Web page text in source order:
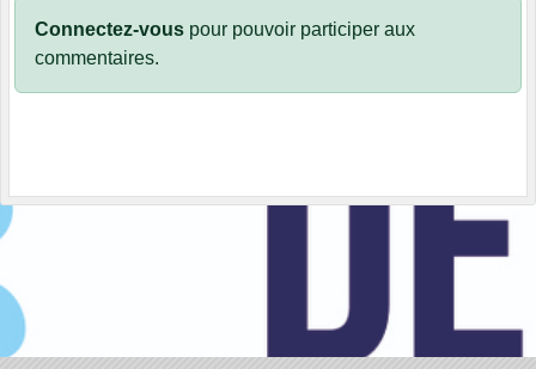
Connectez-vous pour pouvoir participer aux
commentaires.